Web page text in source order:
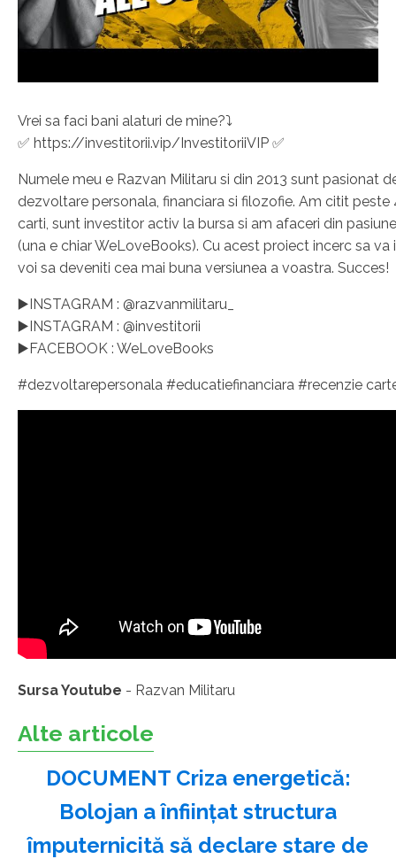
Vrei sa faci bani alaturi de mine?⤵️
✅ https://investitorii.vip/InvestitoriiVIP ✅
Numele meu e Razvan Militaru si din 2013 sunt pasionat
dezvoltare personala, financiara si filozofie. Am citit peste
carti, sunt investitor activ la bursa si am afaceri din
(una e chiar WeLoveBooks). Cu acest proiect incerc sa va
voi sa deveniti cea mai buna versiunea a voastra. Succes!
▶️INSTAGRAM : @razvanmilitaru_
▶️INSTAGRAM : @investitorii
▶️FACEBOOK : WeLoveBooks
#dezvoltarepersonala #educatiefinanciara #recenzie
Sursa Youtube - Razvan Militaru
Alte articole
DOCUMENT Criza energetică:
Bolojan a înființat structura
împuternicită să declare stare de